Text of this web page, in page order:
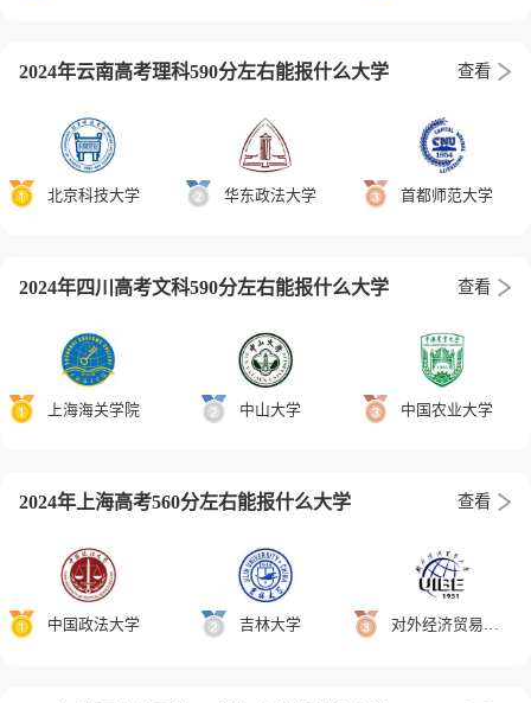
2024年云南高考理科590分左右能报什么大学 查看
北京科技大学 华东政法大学 首都师范大学
2024年四川高考文科590分左右能报什么大学 查看
上海海关学院 中山大学 中国农业大学
2024年上海高考560分左右能报什么大学 查看
中国政法大学 吉林大学 对外经济贸易大学